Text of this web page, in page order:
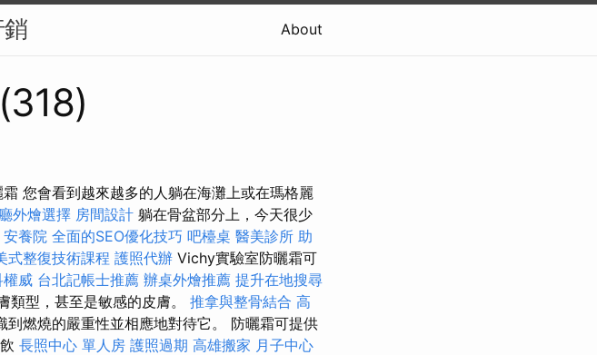
About
您會看到越來越多的人躺在海灘上或在瑪格麗
外燴選擇 房間設計 躺在骨盆部分上，今天很少
安養院 全面的SEO優化技巧 吧檯桌 醫美診所 助
式整復技術課程 護照代辦 Vichy實驗室防曬霜可
權威 台北記帳士推薦 辦桌外燴推薦 提升在地搜尋
類型，甚至是敏感的皮膚。 推拿與整骨結合 高
到燃燒的嚴重性並相應地對待它。 防曬霜可提供
長照中心 單人房 護照過期 高雄搬家 月子中心